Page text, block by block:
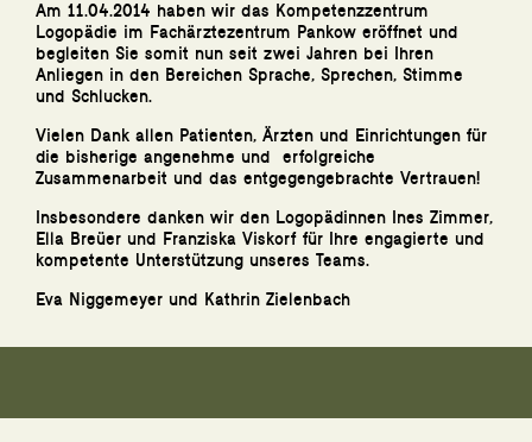
Am 11.04.2014 haben wir das Kompetenzzentrum
Logopädie im Fachärztezentrum Pankow eröffnet und
begleiten Sie somit nun seit zwei Jahren bei Ihren
Anliegen in den Bereichen Sprache, Sprechen, Stimme
und Schlucken.
Vielen Dank allen Patienten, Ärzten und Einrichtungen für
die bisherige angenehme und erfolgreiche
Zusammenarbeit und das entgegengebrachte Vertrauen!
Insbesondere danken wir den Logopädinnen Ines Zimmer,
Ella Breüer und Franziska Viskorf für Ihre engagierte und
kompetente Unterstützung unseres Teams.
Eva Niggemeyer und Kathrin Zielenbach